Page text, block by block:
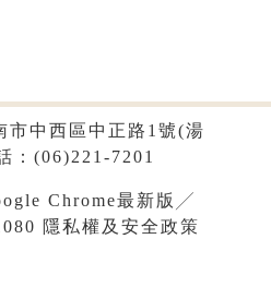
市中西區中正路1號(湯
：(06)221-7201
Chrome最新版╱
隱私權及安全政策